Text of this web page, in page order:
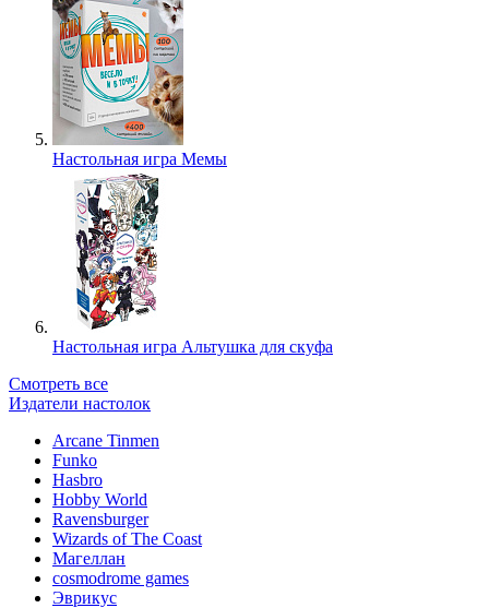
Настольная игра Мемы
Настольная игра Альтушка для скуфа
Смотреть все
Издатели настолок
Arcane Tinmen
Funko
Hasbro
Hobby World
Ravensburger
Wizards of The Coast
Магеллан
сosmodrome games
Эврикус